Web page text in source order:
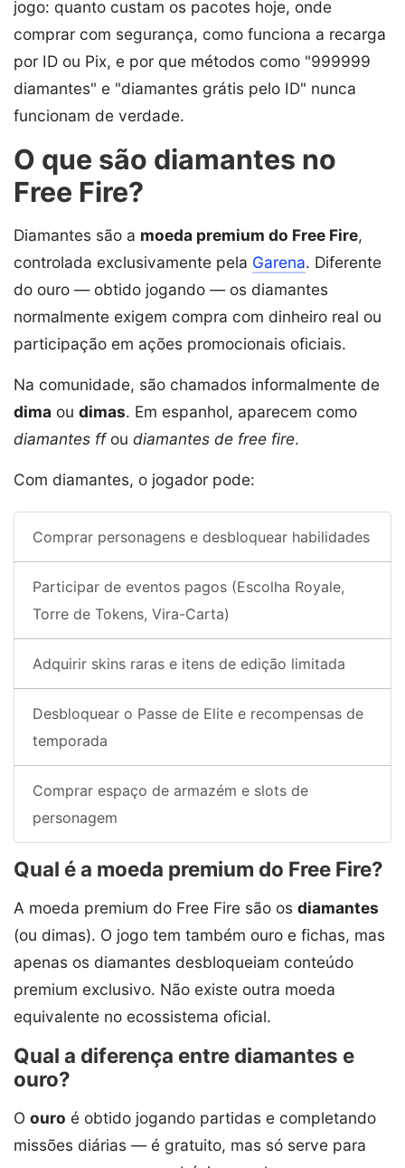
jogo: quanto custam os pacotes hoje, onde
comprar com segurança, como funciona a recarga
por ID ou Pix, e por que métodos como "999999
diamantes" e "diamantes grátis pelo ID" nunca
funcionam de verdade.
O que são diamantes no
Free Fire?
Diamantes são a moeda premium do Free Fire,
controlada exclusivamente pela Garena. Diferente
do ouro — obtido jogando — os diamantes
normalmente exigem compra com dinheiro real ou
participação em ações promocionais oficiais.
Na comunidade, são chamados informalmente de
dima ou dimas. Em espanhol, aparecem como
diamantes ffou diamantes de free fire.
Com diamantes, o jogador pode:
Comprar personagens e desbloquear habilidades
Participar de eventos pagos (Escolha Royale,
Torre de Tokens, Vira-Carta)
Adquirir skins raras e itens de edição limitada
Desbloquear o Passe de Elite e recompensas de
temporada
Comprar espaço de armazém e slots de
personagem
Qual é a moeda premium do Free Fire?
A moeda premium do Free Fire são os diamantes
(ou dimas). O jogo tem também ouro e fichas, mas
apenas os diamantes desbloqueiam conteúdo
premium exclusivo. Não existe outra moeda
equivalente no ecossistema oficial.
Qual a diferença entre diamantes e
ouro?
O ouro é obtido jogando partidas e completando
missões diárias — é gratuito, mas só serve para